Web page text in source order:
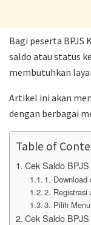
Bagi peserta
saldo atau status
membutuhkan
Artikel ini akan
dengan berbagai
Table of
Cek Saldo
1.
2. Registrasi
3. Pilih Menu
Cek Saldo